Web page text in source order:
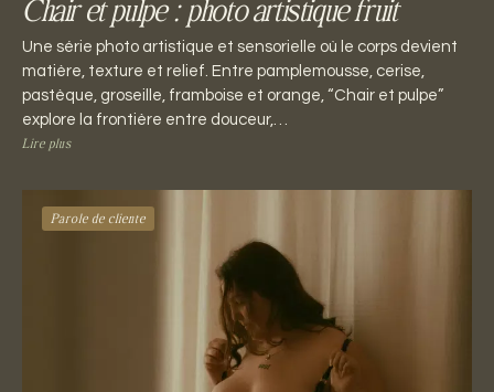
Chair et pulpe : photo artistique fruit
Une série photo artistique et sensorielle où le corps devient
matière, texture et relief. Entre pamplemousse, cerise,
pastèque, groseille, framboise et orange, “Chair et pulpe”
explore la frontière entre douceur,…
Lire plus
Parole de cliente